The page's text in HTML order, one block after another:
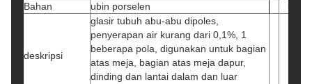
Bahan
ubin porselen
deskripsi
glasir tubuh abu-abu dipoles,
penyerapan air kurang dari 0,1%, 1
beberapa pola, digunakan untuk bagian
atas meja, bagian atas meja dapur,
dinding dan lantai dalam dan luar